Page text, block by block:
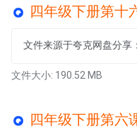
四年级下册第十
文件来源于夸克网盘分享
文件大小: 190.52 MB
四年级下册第六